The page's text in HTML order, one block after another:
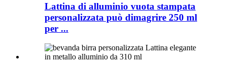
Lattina di alluminio vuota stampata
personalizzata può dimagrire 250 ml
per ...